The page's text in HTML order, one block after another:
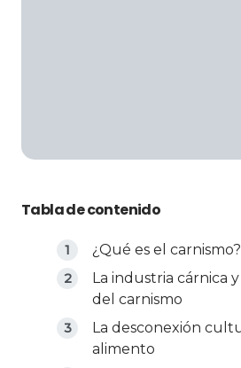
Tabla de contenido
¿Qué es el carnismo?
La industria cárnica
del carnismo
La desconexión
alimento